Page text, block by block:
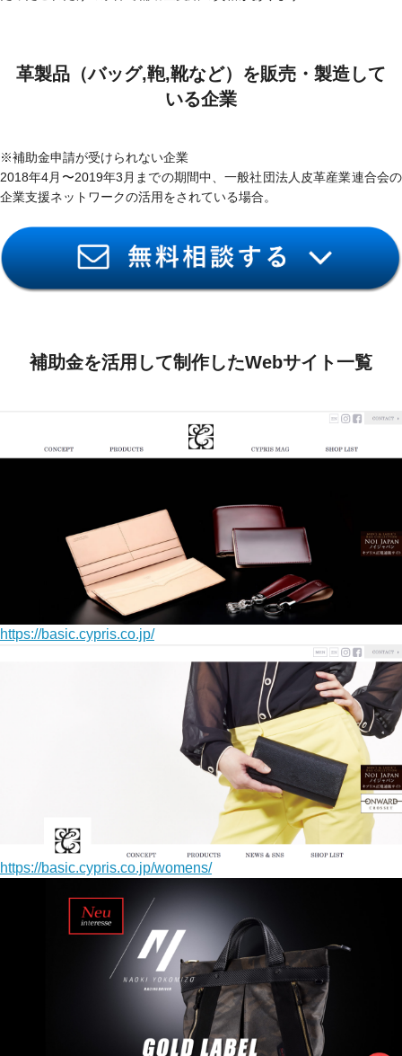
革製品（バッグ,鞄,靴など）を販売・製造して
いる企業
※補助金申請が受けられない企業
2018年4月〜2019年3月までの期間中、一般社団法人皮革産業連合会の
企業支援ネットワークの活用をされている場合。
補助金を活用して制作したWebサイト一覧
https://basic.cypris.co.jp/
https://basic.cypris.co.jp/womens/